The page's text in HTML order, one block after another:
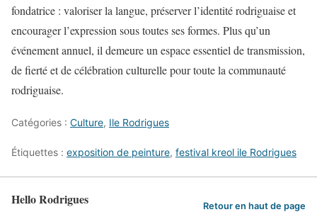
fondatrice : valoriser la langue, préserver l’identité rodriguaise et
encourager l’expression sous toutes ses formes. Plus qu’un
événement annuel, il demeure un espace essentiel de transmission,
de fierté et de célébration culturelle pour toute la communauté
rodriguaise.
Catégories : Culture, Ile Rodrigues
Étiquettes : exposition de peinture, festival kreol ile Rodrigues
Hello Rodrigues Retour en haut de page